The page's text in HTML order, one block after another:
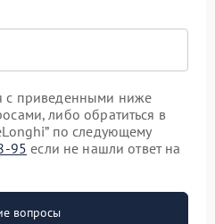
с приведенными ниже
либо обратиться в
по следующему
95 если не нашли ответ на
вопросы